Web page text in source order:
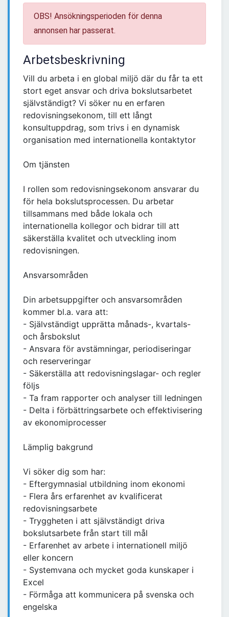
OBS! Ansökningsperioden för denna
annonsen har passerat.
Arbetsbeskrivning
Vill du arbeta i en global miljö där du får ta ett
stort eget ansvar och driva bokslutsarbetet
självständigt? Vi söker nu en erfaren
redovisningsekonom, till ett långt
konsultuppdrag, som trivs i en dynamisk
organisation med internationella kontaktytor
Om tjänsten
I rollen som redovisningsekonom ansvarar du
för hela bokslutsprocessen. Du arbetar
tillsammans med både lokala och
internationella kollegor och bidrar till att
säkerställa kvalitet och utveckling inom
redovisningen.
Ansvarsområden
Din arbetsuppgifter och ansvarsområden
kommer bl.a. vara att:
- Självständigt upprätta månads-, kvartals-
och årsbokslut
- Ansvara för avstämningar, periodiseringar
och reserveringar
- Säkerställa att redovisningslagar- och regler
följs
- Ta fram rapporter och analyser till ledningen
- Delta i förbättringsarbete och effektivisering
av ekonomiprocesser
Lämplig bakgrund
Vi söker dig som har:
- Eftergymnasial utbildning inom ekonomi
- Flera års erfarenhet av kvalificerat
redovisningsarbete
- Tryggheten i att självständigt driva
bokslutsarbete från start till mål
- Erfarenhet av arbete i internationell miljö
eller koncern
- Systemvana och mycket goda kunskaper i
Excel
- Förmåga att kommunicera på svenska och
engelska